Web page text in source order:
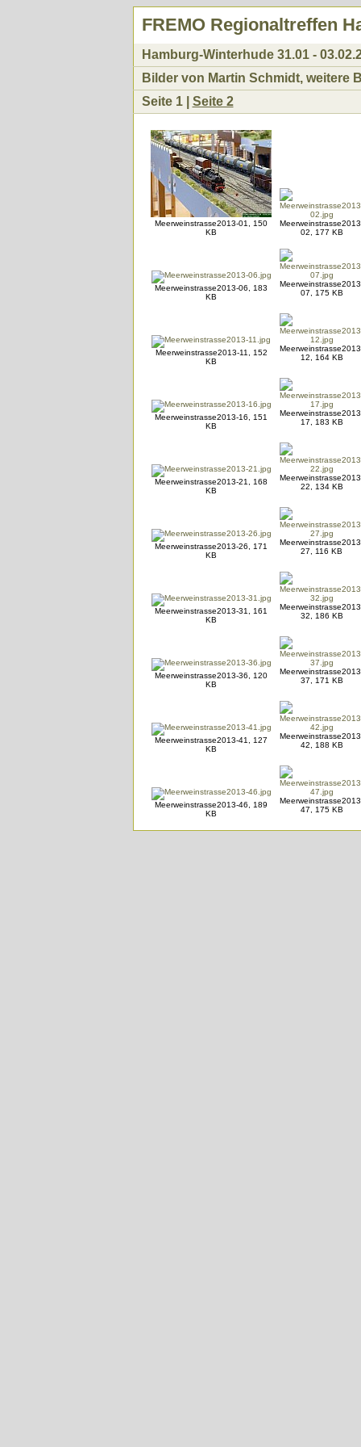
FREMO Regionaltreffen
Hamburg-Winterhude 31.01 -
Bilder von Martin Schmidt, weitere
Seite 1 | Seite 2
Meerweinstrasse2013-01, 150
KB
02, 177 KB
Meerweinstrasse2013-06, 183
KB
07, 175 KB
Meerweinstrasse2013-11, 152
KB
12, 164 KB
Meerweinstrasse2013-16, 151
KB
17, 183 KB
Meerweinstrasse2013-21, 168
KB
22, 134 KB
Meerweinstrasse2013-26, 171
KB
27, 116 KB
Meerweinstrasse2013-31, 161
KB
32, 186 KB
Meerweinstrasse2013-36, 120
KB
37, 171 KB
Meerweinstrasse2013-41, 127
KB
42, 188 KB
Meerweinstrasse2013-46, 189
KB
47, 175 KB